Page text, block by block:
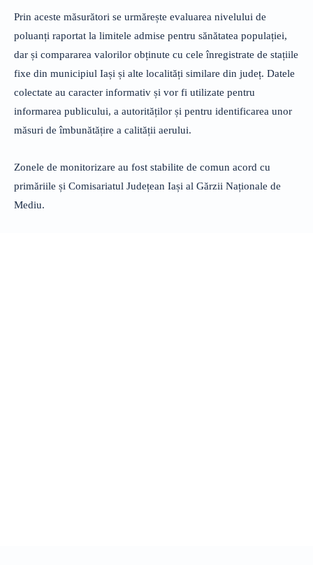
Prin aceste măsurători se urmărește evaluarea nivelului de
poluanți raportat la limitele admise pentru sănătatea populației,
dar și compararea valorilor obținute cu cele înregistrate de stațiile
fixe din municipiul Iași și alte localități similare din județ. Datele
colectate au caracter informativ și vor fi utilizate pentru
informarea publicului, a autorităților și pentru identificarea unor
măsuri de îmbunătățire a calității aerului.
Zonele de monitorizare au fost stabilite de comun acord cu
primăriile și Comisariatul Județean Iași al Gărzii Naționale de
Mediu.